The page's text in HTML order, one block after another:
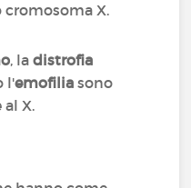
X.
, ladistrofia
l'emofilia sono
X.